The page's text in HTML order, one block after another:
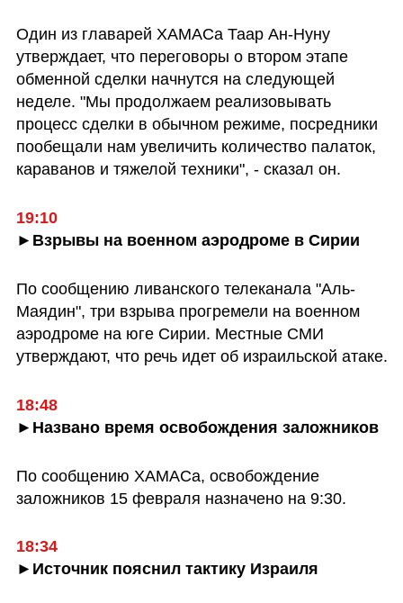
Один из главарей ХАМАСа Таар Ан-Нуну
утверждает, что переговоры о втором этапе
обменной сделки начнутся на следующей
неделе. "Мы продолжаем реализовывать
процесс сделки в обычном режиме, посредники
пообещали нам увеличить количество палаток,
караванов и тяжелой техники", - сказал он.
19:10
►Взрывы на военном аэродроме в Сирии
По сообщению ливанского телеканала "Аль-
Маядин", три взрыва прогремели на военном
аэродроме на юге Сирии. Местные СМИ
утверждают, что речь идет об израильской атаке.
18:48
►Названо время освобождения заложников
По сообщению ХАМАСа, освобождение
заложников 15 февраля назначено на 9:30.
18:34
►Источник пояснил тактику Израиля